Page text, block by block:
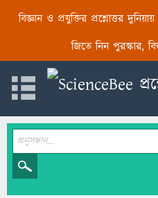
বিজ্ঞান ও প্রযুক্তির প্রশ্নোত্তর
জিতে নিন পুরস্কার,